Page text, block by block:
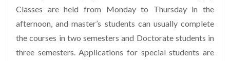
Classes are held from Monday to Thursday in the
afternoon, and master’s students can usually complete
the courses in two semesters and Doctorate students in
three semesters. Applications for special students are